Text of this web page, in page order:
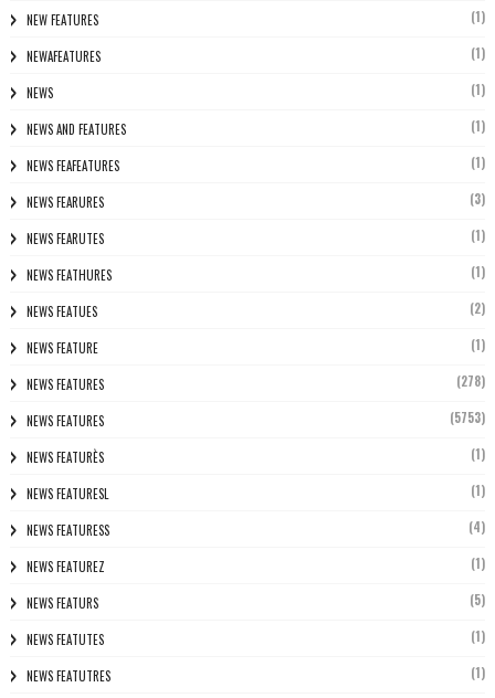
NEW FEATURES (1)
NEWAFEATURES (1)
NEWS (1)
NEWS AND FEATURES (1)
NEWS FEAFEATURES (1)
NEWS FEARURES (3)
NEWS FEARUTES (1)
NEWS FEATHURES (1)
NEWS FEATUES (2)
NEWS FEATURE (1)
NEWS FEATURES (278)
NEWS FEATURES (5753)
NEWS FEATURÈS (1)
NEWS FEATURESL (1)
NEWS FEATURESS (4)
NEWS FEATUREZ (1)
NEWS FEATURS (5)
NEWS FEATUTES (1)
NEWS FEATUTRES (1)